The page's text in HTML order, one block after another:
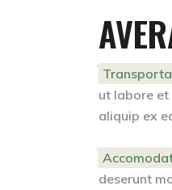
ut labore et
aliquip ex
deserunt